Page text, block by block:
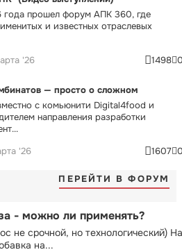
года прошел форум АПК 360, где
и известных отраслевых
'26 1498
— просто о сложном
с комьюнити Digital4food и
направления разработки
'26 1607
ПЕРЕЙТИ В ФОРУМ
- можно ли применять?
не срочной, но технологический) На
на...